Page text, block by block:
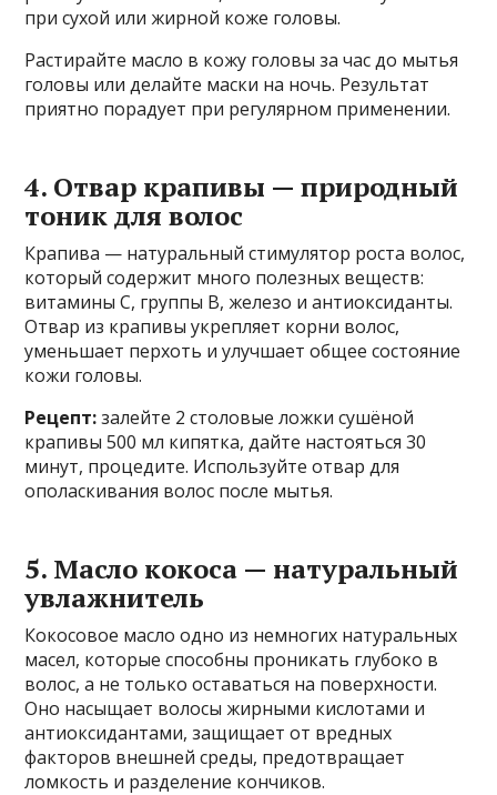
при сухой или жирной коже головы.
Растирайте масло в кожу головы за час до мытья
головы или делайте маски на ночь. Результат
приятно порадует при регулярном применении.
4. Отвар крапивы — природный
тоник для волос
Крапива — натуральный стимулятор роста волос,
который содержит много полезных веществ:
витамины С, группы В, железо и антиоксиданты.
Отвар из крапивы укрепляет корни волос,
уменьшает перхоть и улучшает общее состояние
кожи головы.
Рецепт:залейте 2 столовые ложки сушёной
крапивы 500 мл кипятка, дайте настояться 30
минут, процедите. Используйте отвар для
ополаскивания волос после мытья.
5. Масло кокоса — натуральный
увлажнитель
Кокосовое масло одно из немногих натуральных
масел, которые способны проникать глубоко в
волос, а не только оставаться на поверхности.
Оно насыщает волосы жирными кислотами и
антиоксидантами, защищает от вредных
факторов внешней среды, предотвращает
ломкость и разделение кончиков.